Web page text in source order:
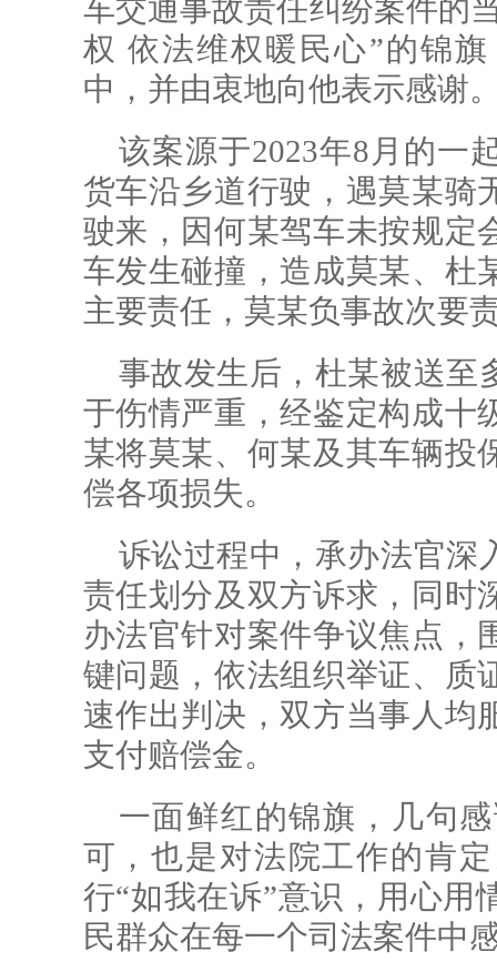
车交通事故责任纠纷案件的
权 依法维权暖民心”的锦
中，并由衷地向他表示感谢
该案源于2023年8月的一
货车沿乡道行驶，遇莫某骑
驶来，因何某驾车未按规定
车发生碰撞，造成莫某、杜
主要责任，莫某负事故次要
事故发生后，杜某被送至
于伤情严重，经鉴定构成十
某将莫某、何某及其车辆投
偿各项损失。
诉讼过程中，承办法官深
责任划分及双方诉求，同时
办法官针对案件争议焦点，
键问题，依法组织举证、质
速作出判决，双方当事人均
支付赔偿金。
一面鲜红的锦旗，几句
可，也是对法院工作的肯
行“如我在诉”意识，用心用
民群众在每一个司法案件中